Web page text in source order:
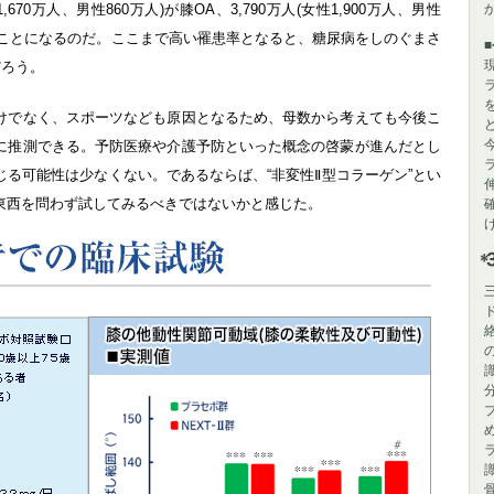
万人、男性860万人)が膝OA、3,790万人(女性1,900万人、男性
とになるのだ。ここまで高い罹患率となると、糖尿病をしのぐまさ
う。
なく、スポーツなども原因となるため、母数から考えても今後こ
測できる。予防医療や介護予防といった概念の啓蒙が進んだとし
可能性は少なくない。であるならば、“非変性Ⅱ型コラーゲン”とい
を問わず試してみるべきではないかと感じた。
■